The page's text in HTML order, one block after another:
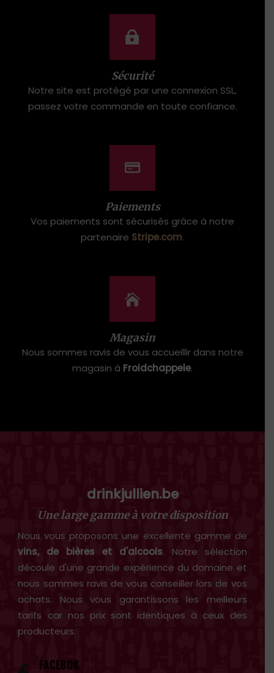
Sécurité
Notre site est protégé par une connexion SSL,
passez votre commande en toute confiance.
Paiements
Vos paiements sont sécurisés grâce à notre
partenaire Stripe.com.
Magasin
Nous sommes ravis de vous accueillir dans notre
magasin à Froidchappele.
drinkjullien.be
Une large gamme à votre disposition
Nous vous proposons une excellente gamme de
vins, de bières et d'alcools. Notre sélection
découle d'une grande expérience du domaine et
nous sommes ravis de vous conseiller lors de vos
achats. Nous vous garantissons les meilleurs
tarifs car nos prix sont identiques à ceux des
producteurs.
FACEBOK